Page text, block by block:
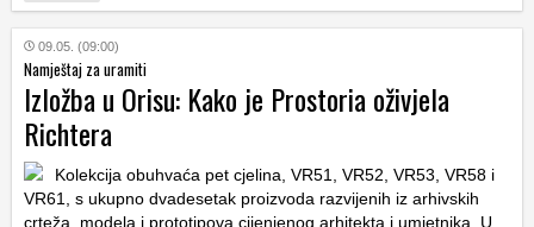
09.05. (09:00)
Namještaj za uramiti
Izložba u Orisu: Kako je Prostoria oživjela
Richtera
Kolekcija obuhvaća pet cjelina, VR51, VR52, VR53, VR58 i
VR61, s ukupno dvadesetak proizvoda razvijenih iz arhivskih
crteža, modela i prototipova cijenjenog arhitekta i umjetnika. U